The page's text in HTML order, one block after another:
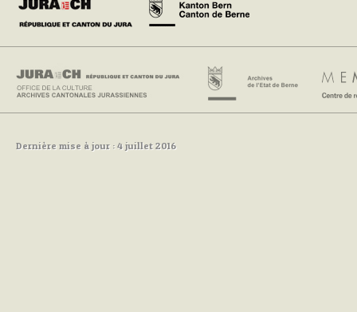
Y
Z
Dernière mise à jour : 4 juillet 2016